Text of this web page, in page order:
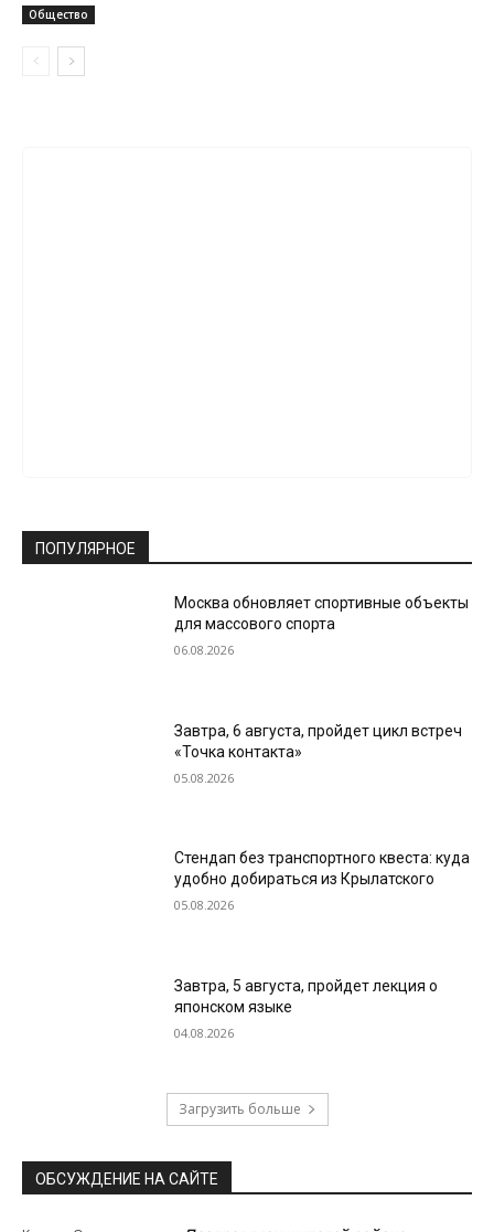
Общество
ПОПУЛЯРНОЕ
Москва обновляет спортивные объекты
для массового спорта
06.08.2026
Завтра, 6 августа, пройдет цикл встреч
«Точка контакта»
05.08.2026
Стендап без транспортного квеста: куда
удобно добираться из Крылатского
05.08.2026
Завтра, 5 августа, пройдет лекция о
японском языке
04.08.2026
Загрузить больше
ОБСУЖДЕНИЕ НА САЙТЕ